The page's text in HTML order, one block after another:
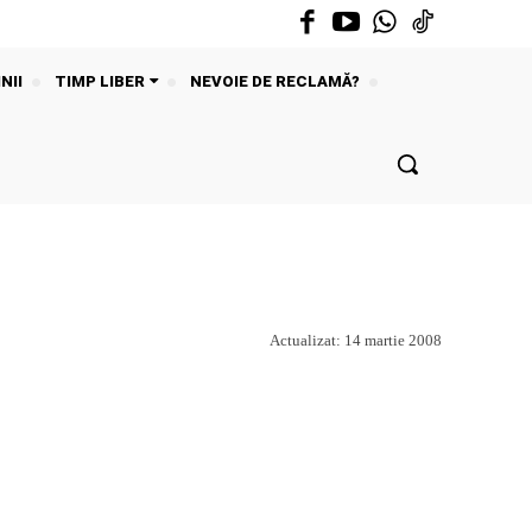
TIMP LIBER NEVOIE DE RECLAMĂ?
Actualizat: 14 martie 2008